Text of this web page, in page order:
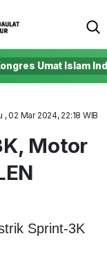
Umat Islam
, 02 Mar 2024, 22:18 WIB
Motor
Sprint-3K